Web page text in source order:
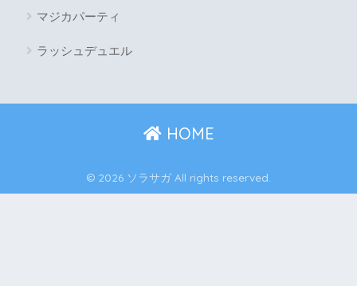
マジカパーティ
ラッシュデュエル
HOME
© 2026 ソラサガ All rights reserved.